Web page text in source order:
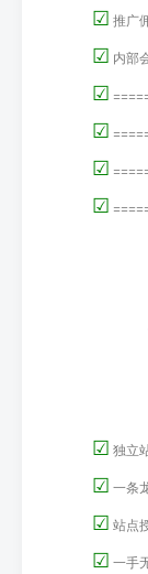
☑ 推广
☑ 内部
☑
☑
☑
☑
☑ 独立
☑ 一条
☑ 站点
☑ 一手